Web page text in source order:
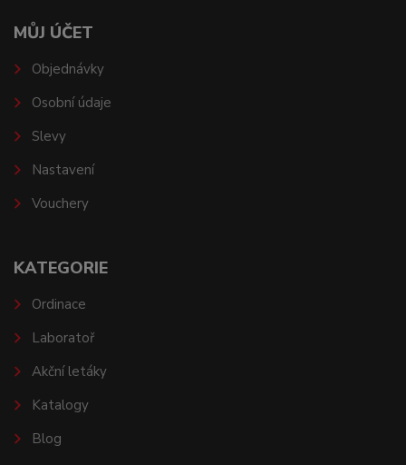
MŮJ ÚČET
Objednávky
Osobní údaje
Slevy
Nastavení
Vouchery
KATEGORIE
Ordinace
Laboratoř
Akční letáky
Katalogy
Blog